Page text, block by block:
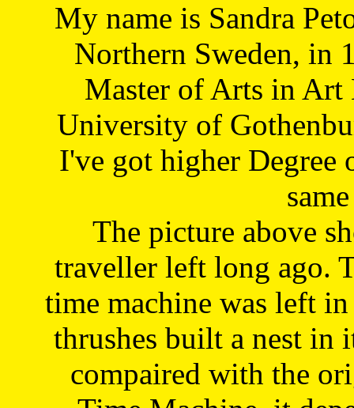
My name is Sandra
Northern Sweden, in
Master of Arts in Art
University of
I've got higher Degree
The picture above
traveller left long ago.
time machine was left
thrushes built a nest in
compaired with the